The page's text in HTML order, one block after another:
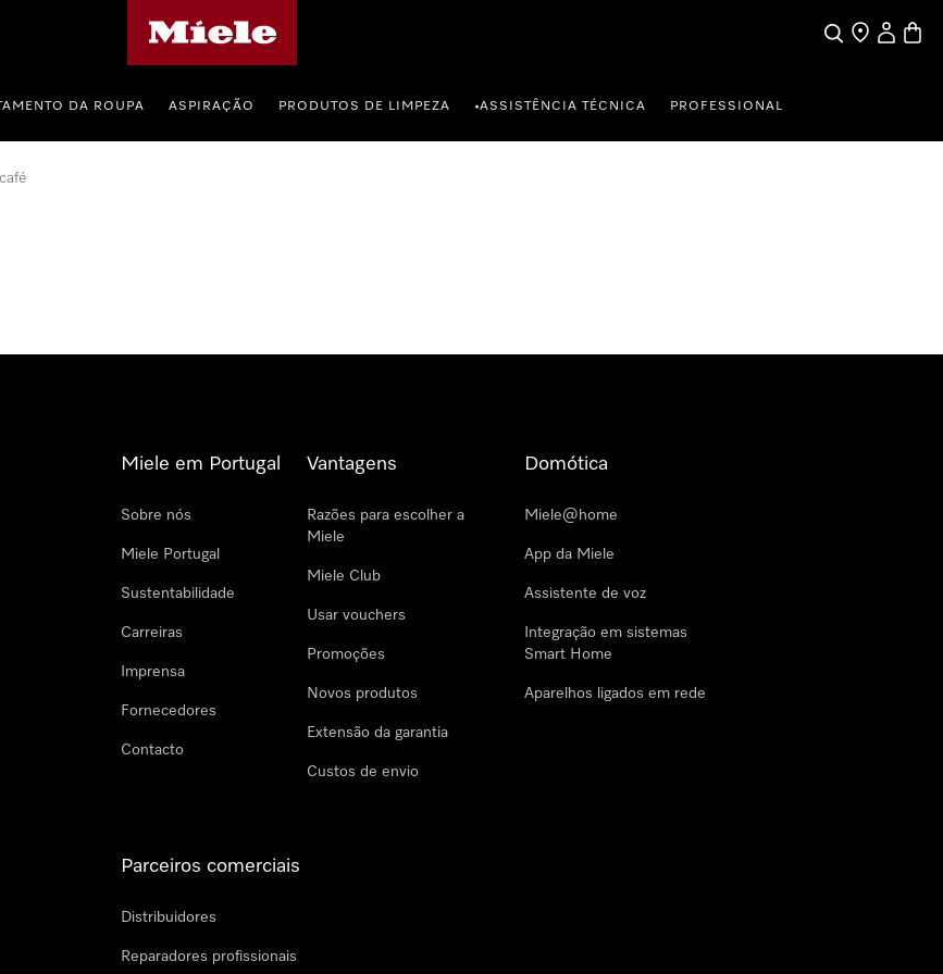
PesquisaEncontrar loja
A minha
DA ROUPA ASPIRAÇÃO PRODUTOS DE LIMPEZA •ASSISTÊNCIA TÉCNICA PROFESSIONAL
Miele em Portugal
Sobre nós
Miele Portugal
Sustentabilidade
Carreiras
Imprensa
Fornecedores
Contacto
Vantagens
Razões para escolher a
Miele
Miele Club
Usar vouchers
Promoções
Novos produtos
Extensão da garantia
Custos de envio
Domótica
Miele@home
App da Miele
Assistente de voz
Integração em sistemas
Smart Home
Aparelhos ligados em rede
Parceiros comerciais
Distribuidores
Reparadores profissionais